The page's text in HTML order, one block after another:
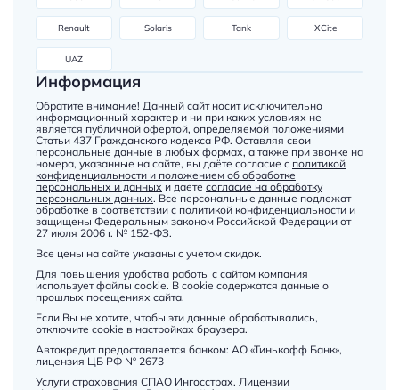
Renault Solaris Tank XCite
UAZ
Информация
Обратите внимание! Данный сайт носит исключительно
информационный характер и ни при каких условиях не
является публичной офертой, определяемой положениями
Статьи 437 Гражданского кодекса РФ. Оставляя свои
персональные данные в любых формах, а также при звонке на
номера, указанные на сайте, вы даёте согласие с политикой
конфиденциальности и положением об обработке
персональных и данных и даете согласие на обработку
персональных данных. Все персональные данные подлежат
обработке в соответствии с политикой конфиденциальности и
защищены Федеральным законом Российской Федерации от
27 июля 2006 г. № 152-ФЗ.
Все цены на сайте указаны с учетом скидок.
Для повышения удобства работы с сайтом компания
использует файлы cookie. В cookie содержатся данные о
прошлых посещениях сайта.
Если Вы не хотите, чтобы эти данные обрабатывались,
отключите cookie в настройках браузера.
Автокредит предоставляется банком: АО «Тинькофф Банк»,
лицензия ЦБ РФ № 2673
Услуги страхования СПАО Ингосстрах. Лицензии